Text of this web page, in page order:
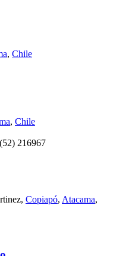
, Chile
, Chile
216967
Copiapó, Atacama,